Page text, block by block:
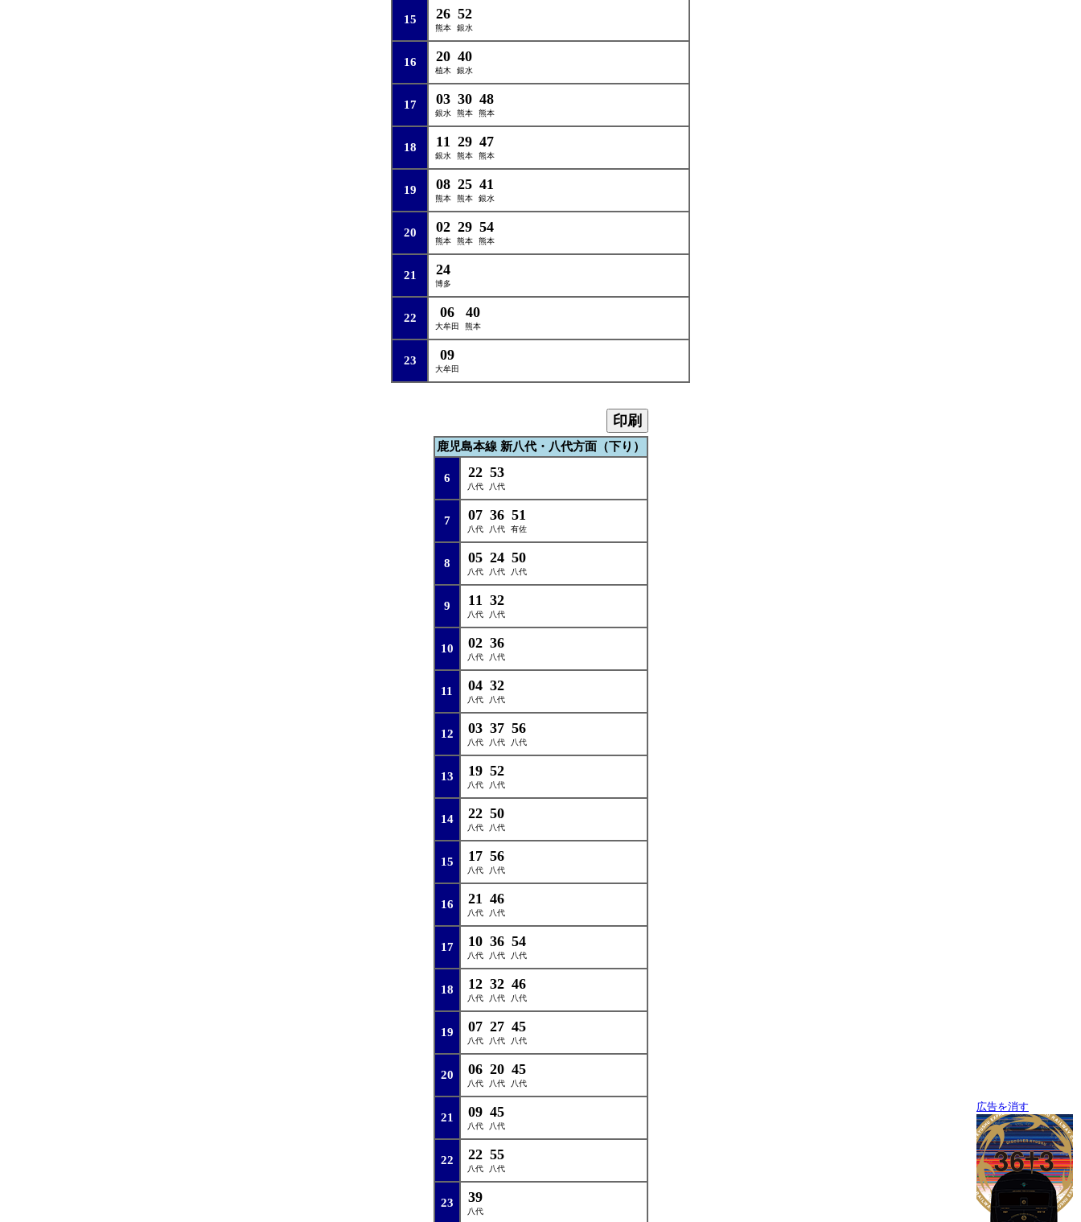
広告を消す
15 26
熊本
52
銀水
16 20
植木
40
銀水
17 03
銀水
30
熊本
48
熊本
18 11
銀水
29
熊本
47
熊本
19 08
熊本
25
熊本
41
銀水
20 02
熊本
29
熊本
54
熊本
21 24
博多
22 06
大牟田
40
熊本
23 09
大牟田
印刷
鹿児島本線 新八代・八代方面（下り）
6 22
八代
53
八代
7 07
八代
36
八代
51
有佐
8 05
八代
24
八代
50
八代
9 11
八代
32
八代
10 02
八代
36
八代
11 04
八代
32
八代
12 03
八代
37
八代
56
八代
13 19
八代
52
八代
14 22
八代
50
八代
15 17
八代
56
八代
16 21
八代
46
八代
17 10
八代
36
八代
54
八代
18 12
八代
32
八代
46
八代
19 07
八代
27
八代
45
八代
20 06
八代
20
八代
45
八代
21 09
八代
45
八代
22 22
八代
55
八代
23 39
八代